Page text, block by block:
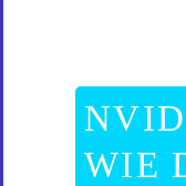
WIE